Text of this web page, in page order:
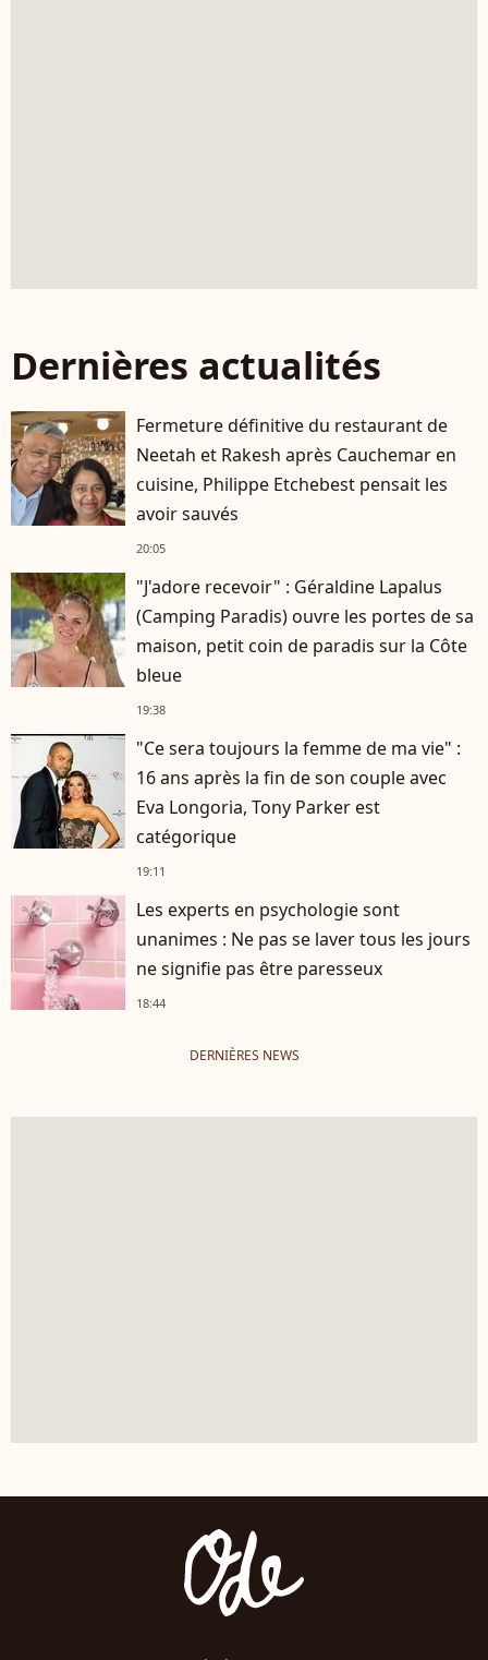
Dernières actualités
Fermeture définitive du restaurant de
Neetah et Rakesh après Cauchemar en
cuisine, Philippe Etchebest pensait les
avoir sauvés
20:05
"J'adore recevoir" : Géraldine Lapalus
(Camping Paradis) ouvre les portes de sa
maison, petit coin de paradis sur la Côte
bleue
19:38
"Ce sera toujours la femme de ma vie" :
16 ans après la fin de son couple avec
Eva Longoria, Tony Parker est
catégorique
19:11
Les experts en psychologie sont
unanimes : Ne pas se laver tous les jours
ne signifie pas être paresseux
18:44
DERNIÈRES NEWS